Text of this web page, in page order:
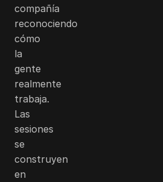
compañía
reconociendo
cómo
la
gente
realmente
trabaja.
Las
sesiones
se
construyen
en